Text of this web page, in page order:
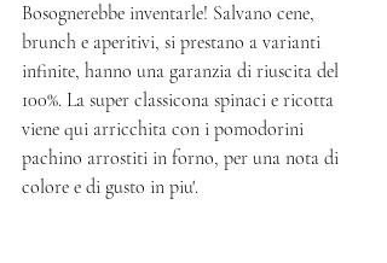
Bosognerebbe inventarle! Salvano cene,
brunch e aperitivi, si prestano a varianti
infinite, hanno una garanzia di riuscita del
100%. La super classicona spinaci e ricotta
viene qui arricchita con i pomodorini
pachino arrostiti in forno, per una nota di
colore e di gusto in piu'.